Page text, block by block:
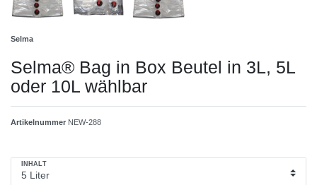
Selma
Selma® Bag in Box Beutel in 3L, 5L
oder 10L wählbar
Artikelnummer NEW-288
INHALT